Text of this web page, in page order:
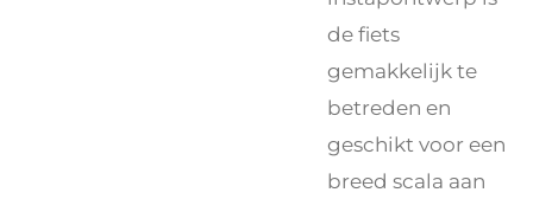
de fiets
gemakkelijk te
betreden en
geschikt voor een
breed scala aan